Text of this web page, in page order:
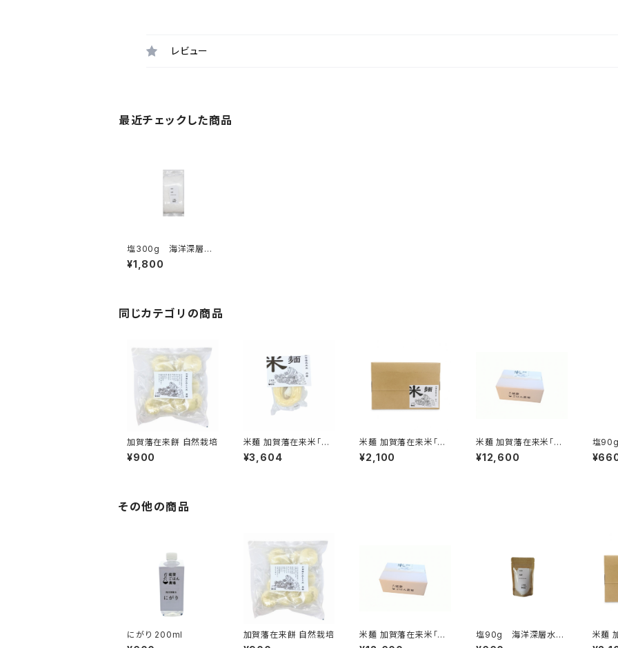
レビュー
最近チェックした商品
塩300g 海洋深層水
の薪炊き
¥1,800
同じカテゴリの商品
加賀藩在来餅 自然栽培
¥900
米麺 加賀藩在来米「巾
着」バラ
¥3,604
米麺 加賀藩在来米「巾
着」6食入
¥2,100
米麺 加賀藩在来米「巾
着」36食入
¥12,600
塩
薪炊き
その他の商品
にがり 200ml 加賀藩在来餅 自然栽培
米麺 加賀藩在来米「巾
着」36食入
塩90g 海洋深層水の
薪炊き
米麺
着」6